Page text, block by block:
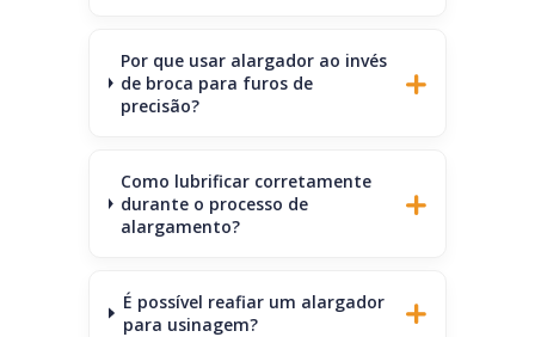
Por que usar alargador ao invés
de broca para furos de
precisão?
Como lubrificar corretamente
durante o processo de
alargamento?
É possível reafiar um alargador
para usinagem?